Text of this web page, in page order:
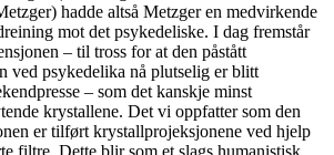
hadde altså Metzger en medvirkende
mot det psykedeliske. I dag fremstår
– til tross for at den påstått
ved psykedelika nå plutselig er blitt
– som det kanskje minst
krystallene. Det vi oppfatter som den
er tilført krystallprojeksjonene ved hjelp
filtre. Dette blir som et slags humanistisk